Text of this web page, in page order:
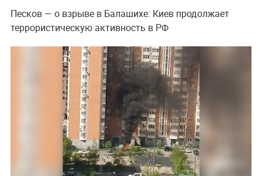
Песков — о взрыве в Балашихе: Киев продолжает
террористическую активность в РФ